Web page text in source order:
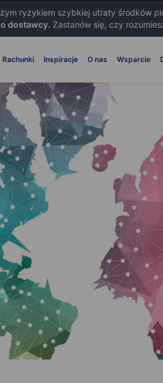
ryzykiem szybkiej utraty środków
dostawcy. Zastanów się, czy
Rachunki Inspiracje O nas Wsparcie